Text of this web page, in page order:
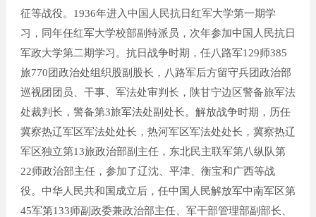
征等战役。 1936年进入中国人民抗日红军大学第一期学
习，同年任红军大学校部副特派员，次年参加中国人民抗日
军政大学第二期学习。抗日战争时期，任八路军129师385
旅770团政治处组织股副股长，八路军后方留守兵团政治部
巡视团团员、干事、军法处审判长，陕甘宁边区警备旅军法
处裁判长，警备第3旅军法处副处长。解放战争时期，历任
冀察热辽军区军法处处长，热河军区军法处处长，冀察热辽
军区独立第13旅政治部副主任，东北民主联军第八纵队第
22师政治部主任，参加了辽沈、平津、衡宝和广西等战
役。中华人民共和国成立后，任中国人民解放军中南军区第
45军第133师副政委兼政治部主任、军干部管理部副部长、